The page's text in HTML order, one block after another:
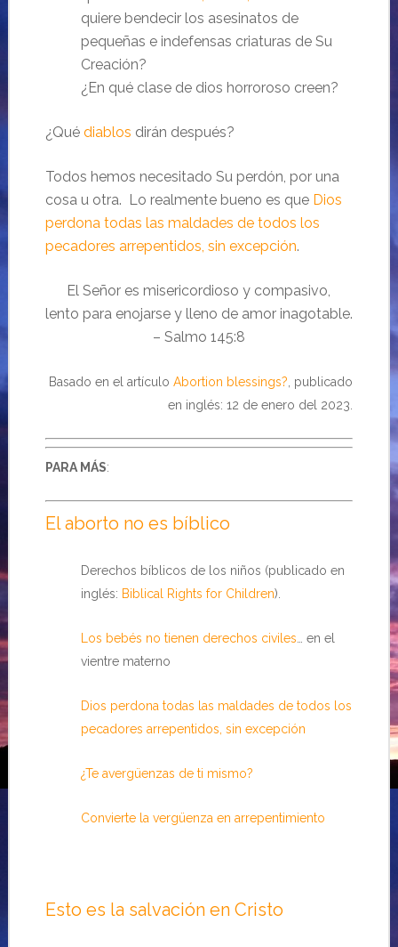
quiere bendecir los asesinatos de
pequeñas e indefensas criaturas de Su
Creación?
¿En qué clase de dios horroroso creen?
¿Qué diablos dirán después?
Todos hemos necesitado Su perdón, por una
cosa u otra. Lo realmente bueno es que Dios
perdona todas las maldades de todos los
pecadores arrepentidos, sin excepción.
El Señor es misericordioso y compasivo,
lento para enojarse y lleno de amor inagotable.
– Salmo 145:8
Basado en el artículoAbortion blessings? , publicado
en inglés: 12 de enero del 2023.
PARA MÁS:
El aborto no es bíblico
Derechos bíblicos de los niños (publicado en
inglés: Biblical Rights for Children).
Los bebés no tienen derechos civiles … en el
vientre materno
Dios perdona todas las maldades de todos los
pecadores arrepentidos, sin excepción
¿Te avergüenzas de ti mismo?
Convierte la vergüenza en arrepentimiento
Esto es la salvación en Cristo